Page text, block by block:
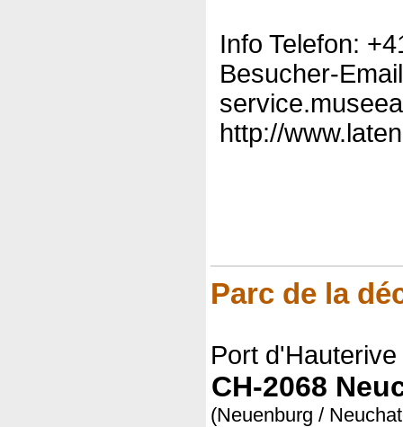
Info Telefon:
Besucher-
http://
Parc de la
Port d'Hauterive
CH-2068
(Neuenburg /